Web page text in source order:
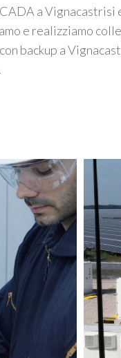
a Vignacastrisi
e realizziamo
backup a